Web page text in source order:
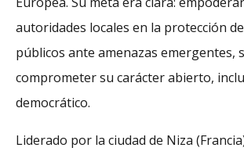
autoridades locales en la protección
públicos ante amenazas emergentes,
comprometer su carácter abierto,
democrático.
Liderado por la ciudad de Niza